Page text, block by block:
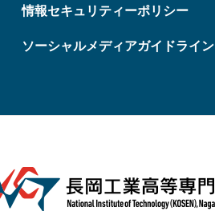
情報セキュリティーポリシー
ソーシャルメディアガイドライン